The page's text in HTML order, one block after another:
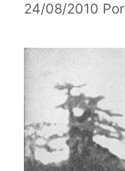
24/08/2010 Por